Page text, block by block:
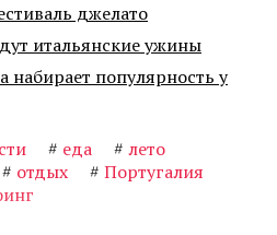
джелато
итальянские ужины
набирает популярность у
# еда # лето
# отдых # Португалия